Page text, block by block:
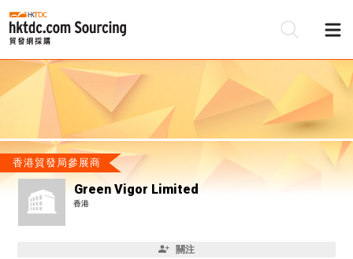
香港貿發局參展商
Green Vigor Limited
香港
關注